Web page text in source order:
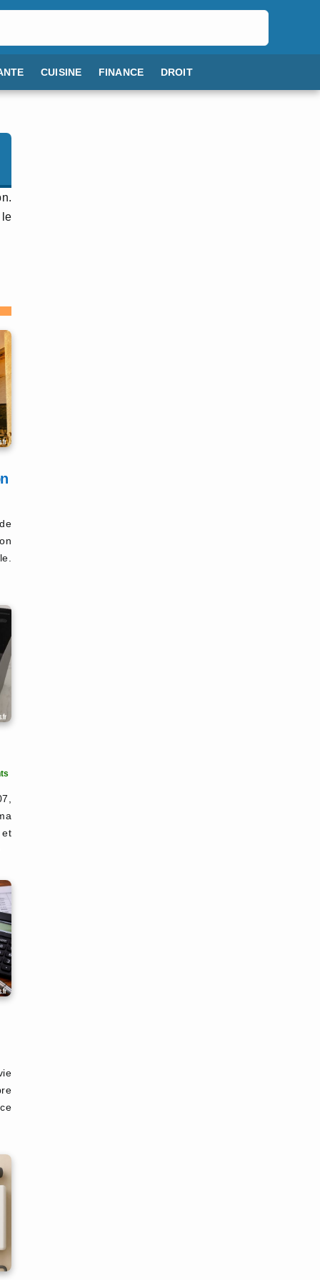
CUISINE FINANCE DROIT
le